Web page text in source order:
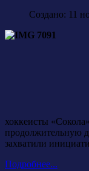
Создано: 11
хоккеисты
продолжительную
захватили
Подробнее...